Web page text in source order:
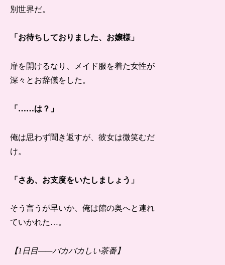
別世界だ。
「お待ちしておりました、お嬢様」
扉を開けるなり、メイド服を着た女性が
深々とお辞儀をした。
「……は？」
俺は思わず聞き返すが、彼女は微笑むだ
け。
「さあ、お支度をいたしましょう」
そう言うが早いか、俺は館の奥へと連れ
ていかれた…。
【1日目——バカバカしい茶番】